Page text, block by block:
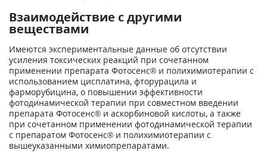
Взаимодействие с другими
веществами
Имеются экспериментальные данные об отсутствии
усиления токсических реакций при сочетанном
применении препарата Фотосенс® и полихимиотерапии с
использованием цисплатина, фторурацила и
фарморубицина, о повышении эффективности
фотодинамической терапии при совместном введении
препарата Фотосенс® и аскорбиновой кислоты, а также
при сочетанном применении фотодинамической терапии
с препаратом Фотосенс® и полихимиотерапии с
вышеуказанными химиопрепаратами.